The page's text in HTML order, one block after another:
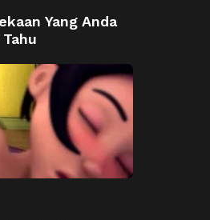
Yang Anda